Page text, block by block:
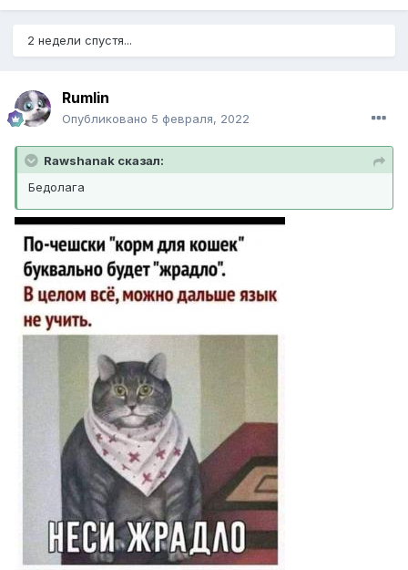
2 недели спустя...
Rumlin
Опубликовано 5 февраля, 2022
Rawshanak сказал:
Бедолага